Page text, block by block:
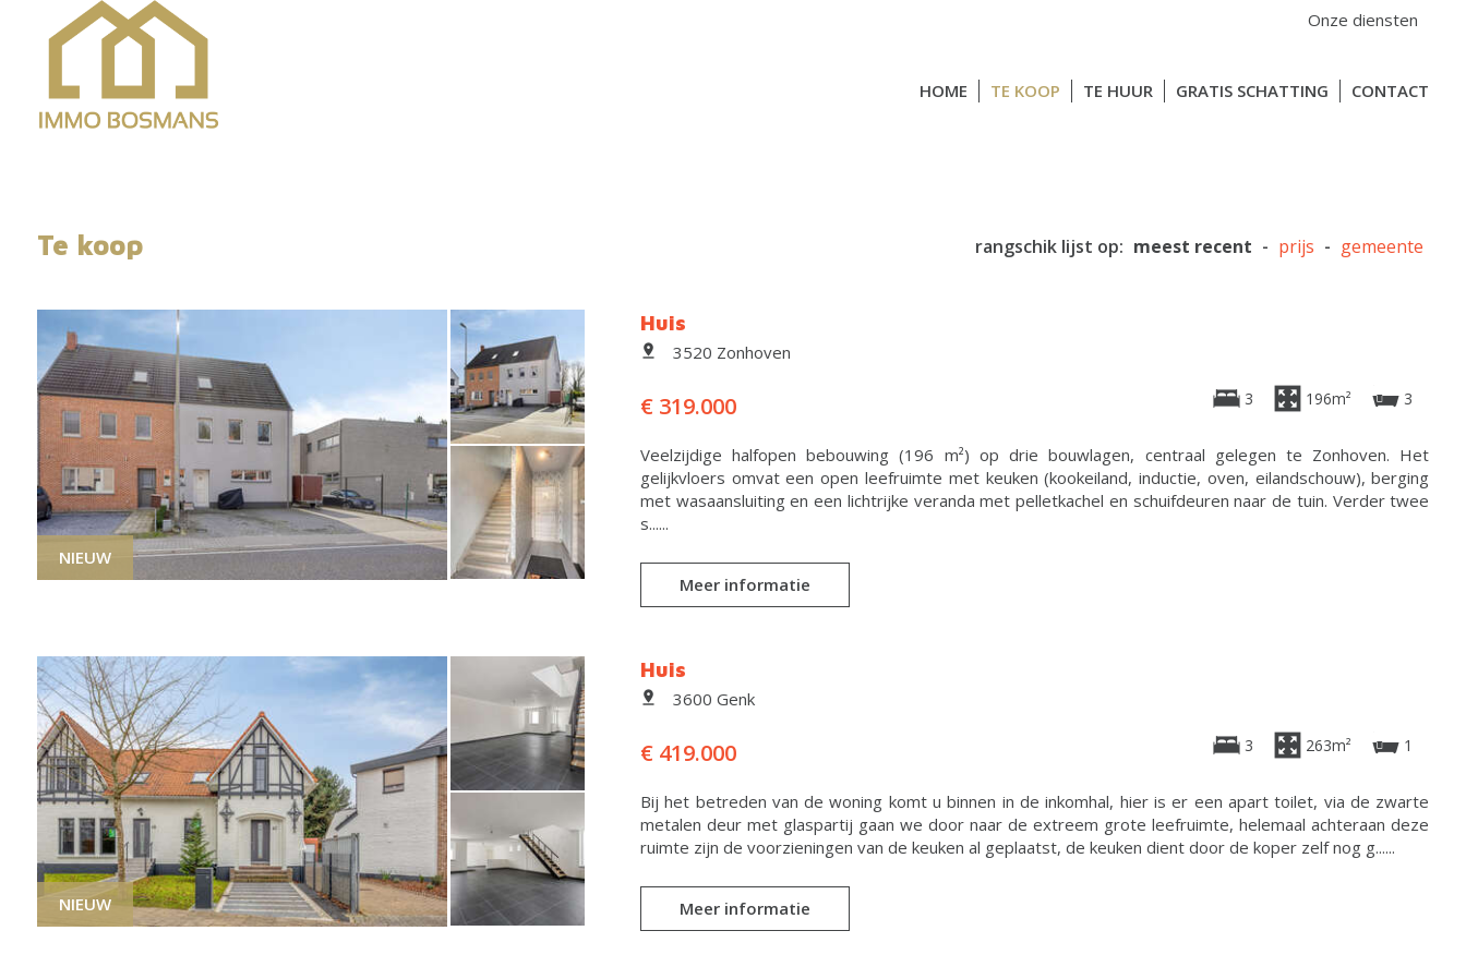
Onze diensten
HOME TE KOOP TE HUUR GRATIS SCHATTING CONTACT
Te koop rangschik lijst op: meest recent - prijs - gemeente
NIEUW
Huis
3520 Zonhoven
€ 319.000 3 196m² 3
Veelzijdige halfopen bebouwing (196 m²) op drie bouwlagen, centraal gelegen te Zonhoven. Het
gelijkvloers omvat een open leefruimte met keuken (kookeiland, inductie, oven, eilandschouw), berging
met wasaansluiting en een lichtrijke veranda met pelletkachel en schuifdeuren naar de tuin. Verder twee
s......
Meer informatie
NIEUW
Huis
3600 Genk
€ 419.000 3 263m² 1
Bij het betreden van de woning komt u binnen in de inkomhal, hier is er een apart toilet, via de zwarte
metalen deur met glaspartij gaan we door naar de extreem grote leefruimte, helemaal achteraan deze
ruimte zijn de voorzieningen van de keuken al geplaatst, de keuken dient door de koper zelf nog g......
Meer informatie